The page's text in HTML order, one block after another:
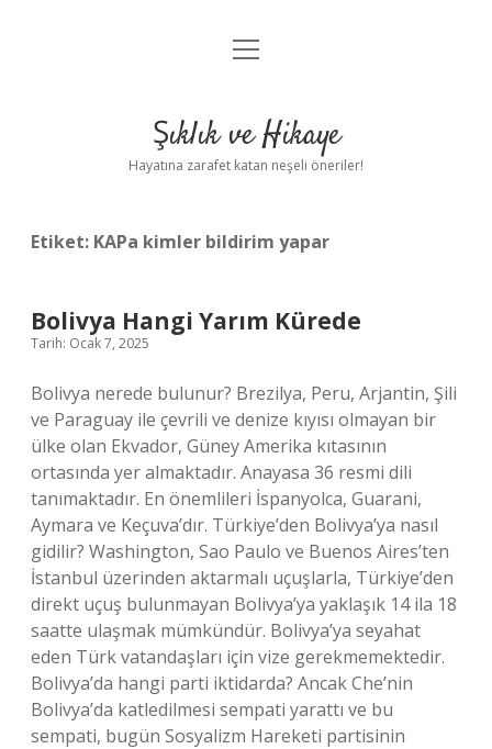
Anasayfa
Yasal Uyarı
menüyü
Şıklık ve Hikaye
Hayatına zarafet katan neşeli öneriler!
Etiket: KAPa kimler bildirim yapar
Bolivya Hangi Yarım Kürede
Tarih: Ocak 7, 2025
Bolivya nerede bulunur? Brezilya, Peru, Arjantin, Şili
ve Paraguay ile çevrili ve denize kıyısı olmayan bir
ülke olan Ekvador, Güney Amerika kıtasının
ortasında yer almaktadır. Anayasa 36 resmi dili
tanımaktadır. En önemlileri İspanyolca, Guarani,
Aymara ve Keçuva’dır. Türkiye’den Bolivya’ya nasıl
gidilir? Washington, Sao Paulo ve Buenos Aires’ten
İstanbul üzerinden aktarmalı uçuşlarla, Türkiye’den
direkt uçuş bulunmayan Bolivya’ya yaklaşık 14 ila 18
saatte ulaşmak mümkündür. Bolivya’ya seyahat
eden Türk vatandaşları için vize gerekmemektedir.
Bolivya’da hangi parti iktidarda? Ancak Che’nin
Bolivya’da katledilmesi sempati yarattı ve bu
sempati, bugün Sosyalizm Hareketi partisinin